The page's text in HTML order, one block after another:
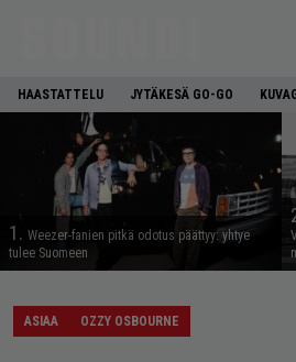
HAASTATTELU JYTÄKESÄ GO-GO
1. Weezer-fanien pitkä odotus päättyy: yhtye
tulee Suomeen
ASIAA OZZY OSBOURNE